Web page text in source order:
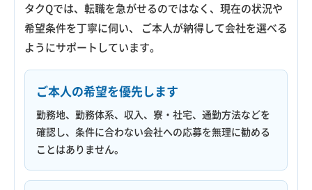
タクQでは、転職を急がせるのではなく、現在の状況や
希望条件を丁寧に伺い、 ご本人が納得して会社を選べる
ようにサポートしています。
ご本人の希望を優先します
勤務地、勤務体系、収入、寮・社宅、通勤方法などを
確認し、条件に合わない会社への応募を無理に勧める
ことはありません。